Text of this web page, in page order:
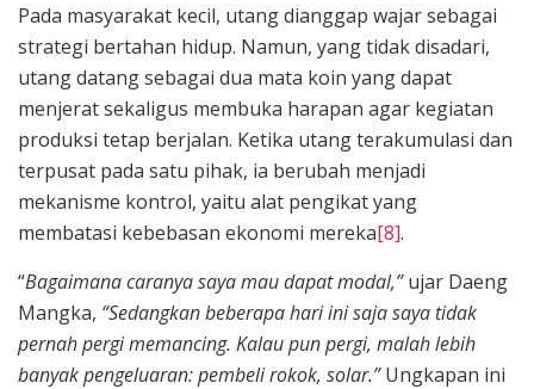
Pada masyarakat kecil, utang dianggap wajar sebagai
strategi bertahan hidup. Namun, yang tidak disadari,
utang datang sebagai dua mata koin yang dapat
menjerat sekaligus membuka harapan agar kegiatan
produksi tetap berjalan. Ketika utang terakumulasi dan
terpusat pada satu pihak, ia berubah menjadi
mekanisme kontrol, yaitu alat pengikat yang
membatasi kebebasan ekonomi mereka[8].
“Bagaimana caranya saya mau dapat modal,”ujar Daeng
Mangka, “Sedangkan beberapa hari ini saja saya tidak
pernah pergi memancing. Kalau pun pergi, malah lebih
banyak pengeluaran: pembeli rokok, solar.”Ungkapan ini